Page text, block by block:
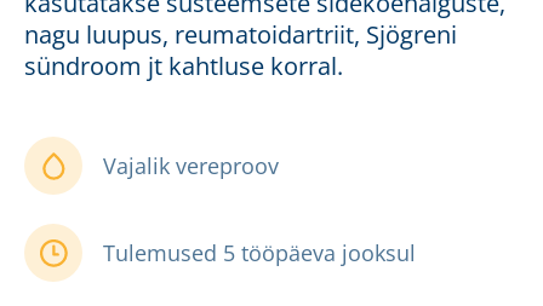
nagu luupus, reumatoidartriit, Sjögreni
sündroom jt kahtluse korral.
Vajalik vereproov
Tulemused 5 tööpäeva jooksul